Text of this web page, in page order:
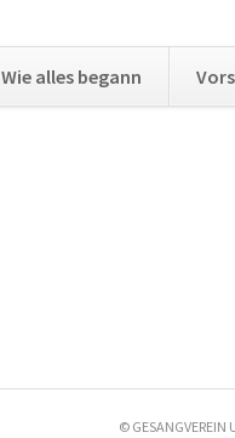
Wie alles begann
© GESANGVEREIN